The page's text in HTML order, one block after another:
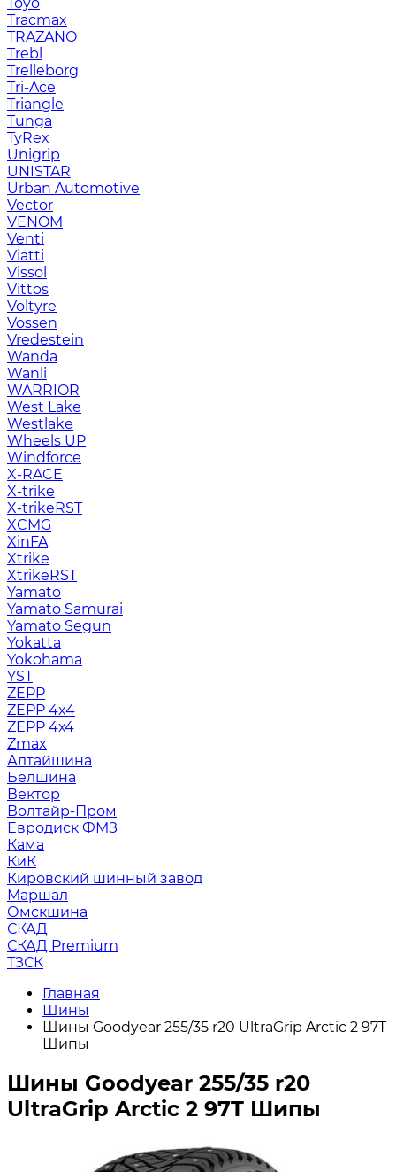
Tracmax
TRAZANO
Trebl
Trelleborg
Tri-Ace
Triangle
Tunga
TyRex
Unigrip
UNISTAR
Urban Automotive
Vector
VENOM
Venti
Viatti
Vissol
Vittos
Voltyre
Vossen
Vredestein
Wanda
Wanli
WARRIOR
West Lake
Westlake
Wheels UP
Windforce
X-RACE
X-trike
X-trikeRST
XCMG
XinFA
Xtrike
XtrikeRST
Yamato
Yamato Samurai
Yamato Segun
Yokatta
Yokohama
YST
ZEPP
ZEPP 4x4
ZEPP 4х4
Zmax
Алтайшина
Белшина
Вектор
Волтайр-Пром
Евродиск ФМЗ
Кама
КиК
Кировский шинный завод
Маршал
Омскшина
СКАД
СКАД Premium
ТЗСК
Главная
Шины
Шины Goodyear 255/35 r20 UltraGrip Arctic 2 97T
Шипы
Шины Goodyear 255/35 r20
UltraGrip Arctic 2 97T Шипы